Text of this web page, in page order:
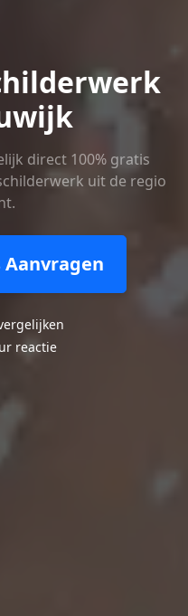
direct 100% gratis
uit de regio
reactie